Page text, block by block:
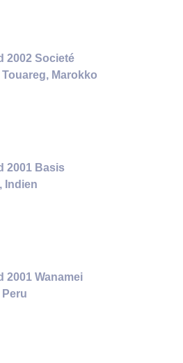
2002 Societé
Marokko
2001 Basis
Indien
2001 Wanamei